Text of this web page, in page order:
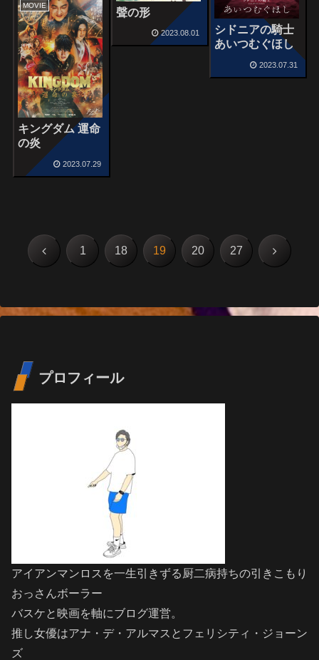
聲の形
2023.08.01
シドニアの騎士
あいつむぐほし
2023.07.31
MOVIE
キングダム 運命
の炎
2023.07.29
前 1 18 19 20 27 次
プロフィール
アイアンマンロスを一生引きずる厨二病持ちの引きこもり
おっさんボーラー
バスケと映画を軸にブログ運営。
推し女優はアナ・デ・アルマスとフェリシティ・ジョーン
ズ